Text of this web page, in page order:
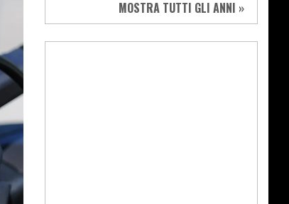
MOSTRA TUTTI GLI ANNI »